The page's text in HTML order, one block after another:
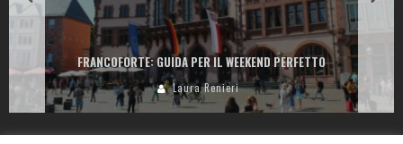
FRANCOFORTE: GUIDA PER IL WEEKEND PERFETTO
Laura Renieri
Privacy Policy